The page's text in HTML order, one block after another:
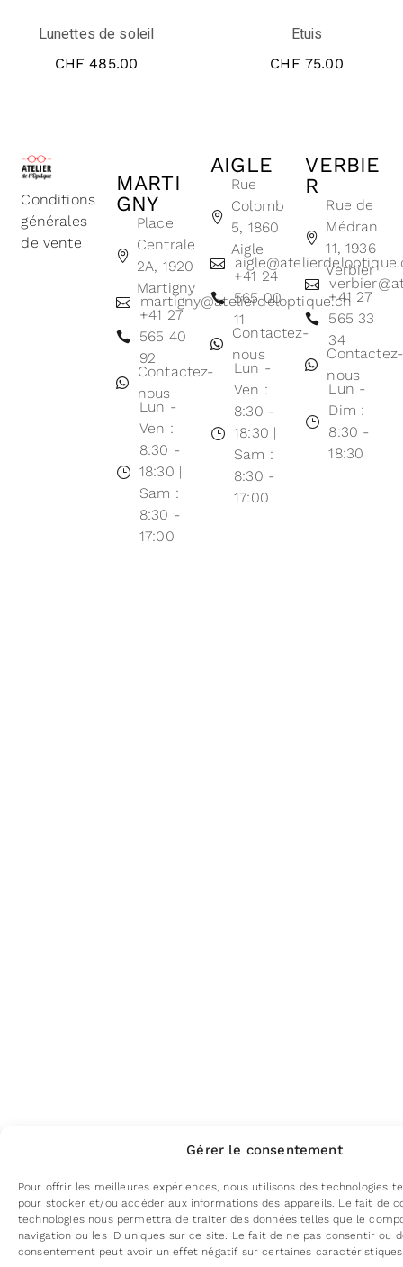
Gérer le consentement
Pour offrir les meilleures expériences, nous utilisons des technologies
pour stocker et/ou accéder aux informations des appareils. Le fait de
technologies nous permettra de traiter des données telles que le
navigation ou les ID uniques sur ce site. Le fait de ne pas consentir ou
consentement peut avoir un effet négatif sur certaines
Lunettes de soleil
CHF 485.00
Etuis
CHF 75.00
Conditions
générales
de vente
MARTI
GNY
Place
Centrale
2A, 1920
Martigny
martigny@atelierdeloptique.ch
+41 27
565 40
92
Contactez-
nous
Lun -
Ven :
8:30 -
18:30 |
Sam :
8:30 -
17:00
AIGLE
Rue
Colomb
5, 1860
Aigle
+41 24
565 00
11
Contactez-
nous
Lun -
Ven :
8:30 -
18:30 |
Sam :
8:30 -
17:00
VERBIE
R
Rue de
Médran
11, 1936
Verbier
+41 27
565 33
34
Contactez-
nous
Lun -
Dim :
8:30 -
18:30